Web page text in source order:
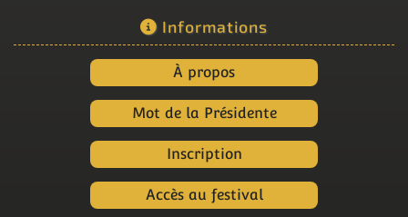
Informations
À propos
Mot de la Présidente
Inscription
Accès au festival